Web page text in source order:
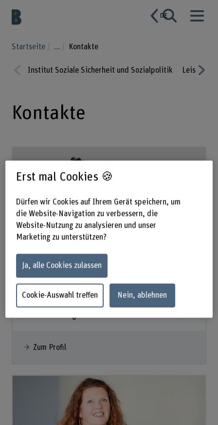
DE
Startseite ... Kontakte
ious
Institut Soziale Sicherheit und Sozialpolitik
Kontakte
Prof. Dr. Tobias Fritschi
Institutsleiter
+41 31 848 36 84
Zum Profil
Erst mal Cookies 🍪
Dürfen wir Cookies auf Ihrem Gerät speichern, um
die Website-Navigation zu verbessern, die
Website-Nutzung zu analysieren und unser
Marketing zu unterstützen?
Ja, alle Cookies zulassen
Cookie-Auswahl treffen Nein, ablehnen